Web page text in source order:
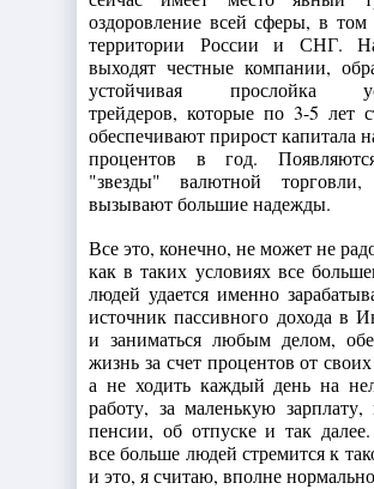
оздоровление всей сферы, в том
территории России и СНГ.
выходят честные компании,
устойчивая прослойка
трейдеров, которые по 3-5 лет
обеспечивают прирост капитала
процентов в год.
"звезды" валютной торговли,
вызывают большие надежды.
Все это, конечно, не может не
как в таких условиях все
людей удается именно
источник пассивного дохода в
и заниматься любым делом,
жизнь за счет процентов от
а не ходить каждый день на
работу, за маленькую зарплату,
пенсии, об отпуске и так
все больше людей стремится к
и это, я считаю, вполне